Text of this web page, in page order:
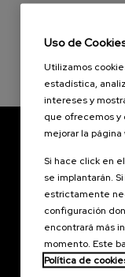
Uso de
Utilizamos
estadística,
intereses y
que ofrecemos y
mejorar la página
Si hace click en
se implantarán.
estrictamente
configuración
encontrará más
momento. Este
Política de